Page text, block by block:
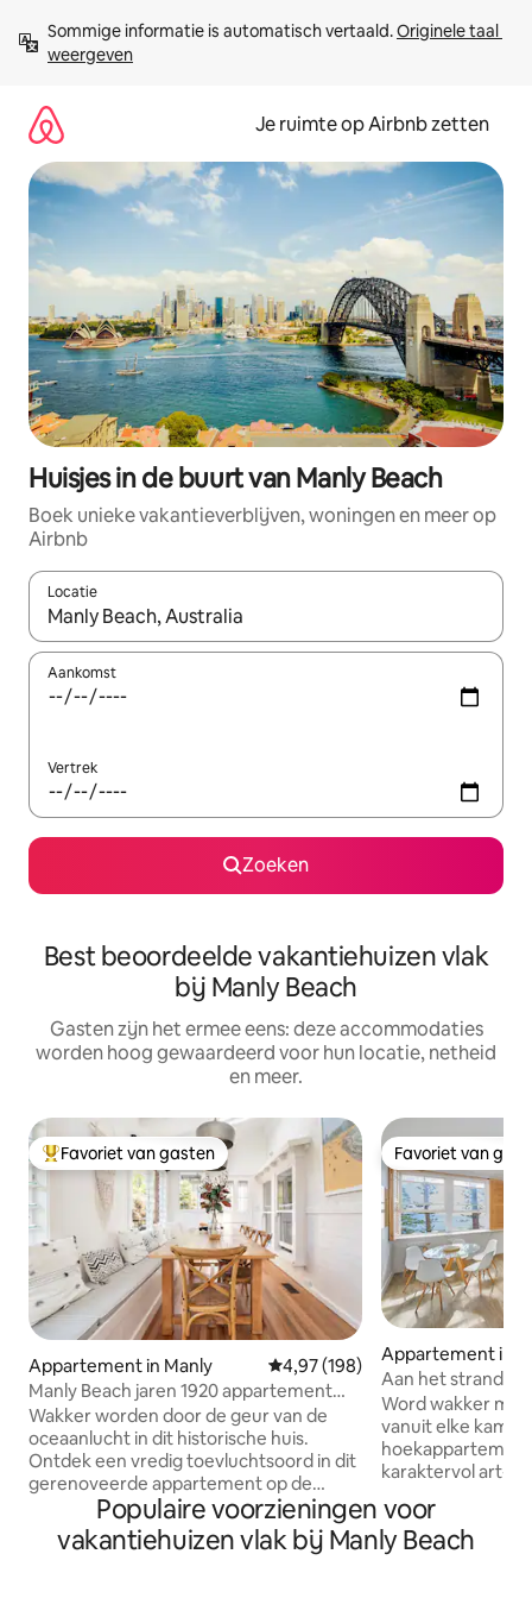
direct
naar
Sommige informatie is automatisch vertaald. Originele taal
weergeven
Je ruimte op Airbnb zetten
Huisjes in de buurt van Manly Beach
Boek unieke vakantieverblijven, woningen en meer op
Airbnb
Locatie
Wanneer er suggesties beschikbaar zijn, maak je een keuze
Aankomst
Vertrek
Zoeken
Best beoordeelde vakantiehuizen vlak
bij Manly Beach
Gasten zijn het ermee eens: deze accommodaties
worden hoog gewaardeerd voor hun locatie, netheid
en meer.
Topfavoriet van gasten
Favoriet van gasten
Appartement in Manly Gemiddelde beoordeling van
4,97 (198)
Manly Beach jaren 1920 appartement
met tuin, volledig gerenoveerd.
Wakker worden door de geur van de
oceaanlucht in dit historische huis.
Ontdek een vredig toevluchtsoord in dit
gerenoveerde appartement op de
begane grond met een volledig wit
interieur en hardhouten vloeren, een
hoekpatio en originele glas-in-
Favoriet van
Favoriet van
Appartement in
Aan het strand in
uitzicht op de
van de veerboot
Word wakker
vanuit elke
hoekappartement
karaktervol art-
omlijsten de
Norfolk-
met raamzitjes
Populaire voorzieningen voor
vakantiehuizen vlak bij Manly Beach